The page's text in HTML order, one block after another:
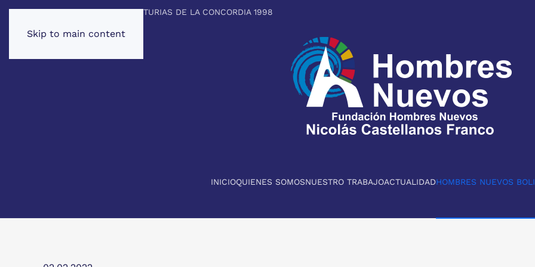
Skip to main content
PREMIO PRINCIPE DE ASTURIAS DE LA CONCORDIA 1998
INICIOQUIENES SOMOSNUESTRO TRABAJOACTUALIDADHOMBRES NUEVOS